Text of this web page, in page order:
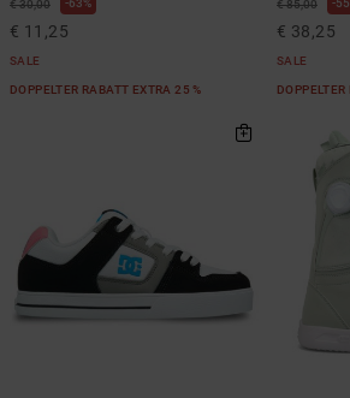
€ 30,00
€ 11,25
SALE
DOPPELTER RABATT EXTRA 25 %
€ 85,00
€ 38,25
SALE